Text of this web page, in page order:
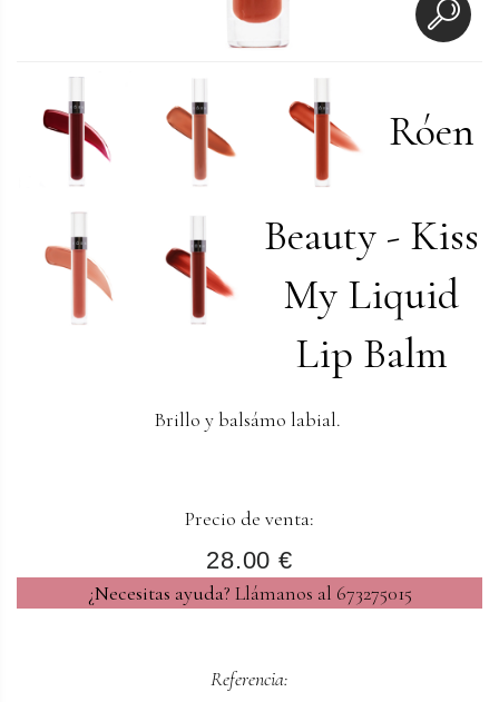
Róen
Beauty - Kiss
My Liquid
Lip Balm
Brillo y balsámo labial.
Precio de venta:
28.00 €
¿Necesitas ayuda? Llámanos al 673275015
Referencia: